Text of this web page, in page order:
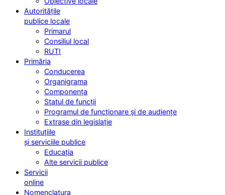
Autoritățile
publice locale
Primarul
Consiliul local
RUTI
Primăria
Conducerea
Organigrama
Componența
Statul de funcții
Programul de funcționare și de audiențe
Extrase din legislație
Instituțiile
și serviciile publice
Educația
Alte servicii publice
Servicii
online
Nomenclatura